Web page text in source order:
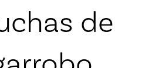
de